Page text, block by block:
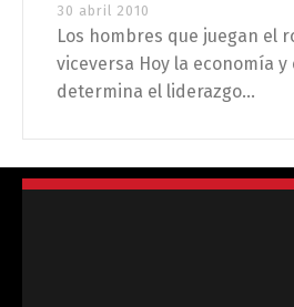
30 abril 2010
Los hombres que juegan el
viceversa Hoy la economía y
determina el liderazgo...